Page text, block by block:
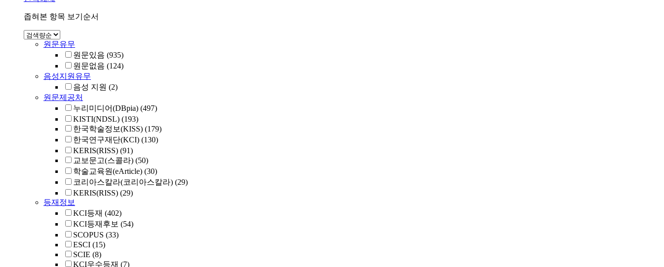
좁혀본 항목 보기순서
원문유무
원문있음 (935)
원문없음 (124)
음성지원유무
음성 지원 (2)
원문제공처
누리미디어(DBpia) (497)
KISTI(NDSL) (193)
한국학술정보(KISS) (179)
한국연구재단(KCI) (130)
KERIS(RISS) (91)
교보문고(스콜라) (50)
학술교육원(eArticle) (30)
코리아스칼라(코리아스칼라) (29)
KERIS(RISS) (29)
등재정보
KCI등재 (402)
KCI등재후보 (54)
SCOPUS (33)
ESCI (15)
SCIE (8)
KCI우수등재 (7)